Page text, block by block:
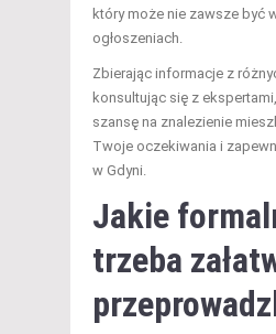
który może nie zawsze być
ogłoszeniach.
Zbierając informacje z
konsultując się z
szansę na znalezienie
Twoje oczekiwania i
w Gdyni.
Jakie
trzeba